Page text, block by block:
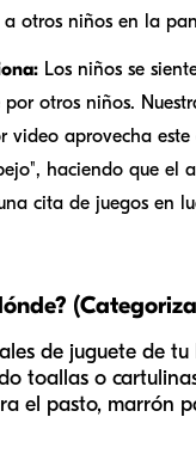
otros niños en la
Los niños se
otros niños.
video aprovecha este
haciendo que el
cita de juegos en
de juguete de
toallas o
el pasto, marrón